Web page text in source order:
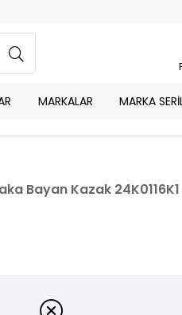
MARKALAR MARKA
Bayan Kazak 24K0116K1